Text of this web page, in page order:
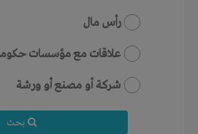
رأس مال
علاقات مع مؤسسات
شركة أو مصنع أو ورشة